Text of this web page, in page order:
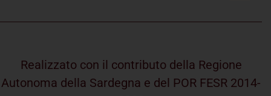
Realizzato con il contributo della Regione
Autonoma della Sardegna e del POR FESR 2014-